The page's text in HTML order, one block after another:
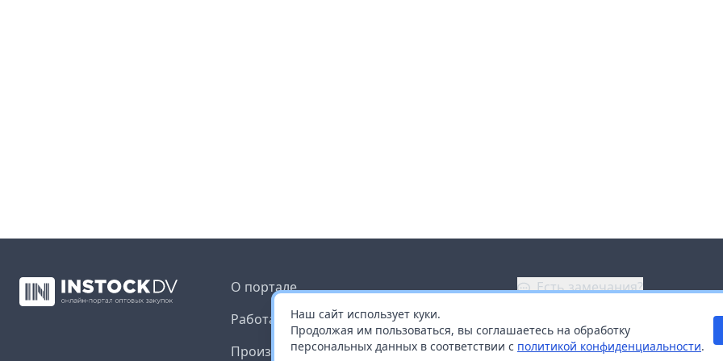
Наш сайт использует куки.
Продолжая им пользоваться, вы соглашаетесь на обработку
персональных данных в соответствии с политикой конфиденциальности.
О портале
Работа с платформой
Производителям и дистрибьюторам
Есть замечания?
Заказать звонок